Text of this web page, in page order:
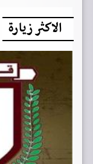
الاكثر زيارة